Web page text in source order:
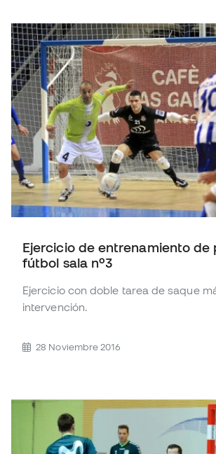
Ejercicio de entrenamiento de
fútbol sala nº3
Ejercicio con doble tarea de saque
intervención.
28 Noviembre 2016